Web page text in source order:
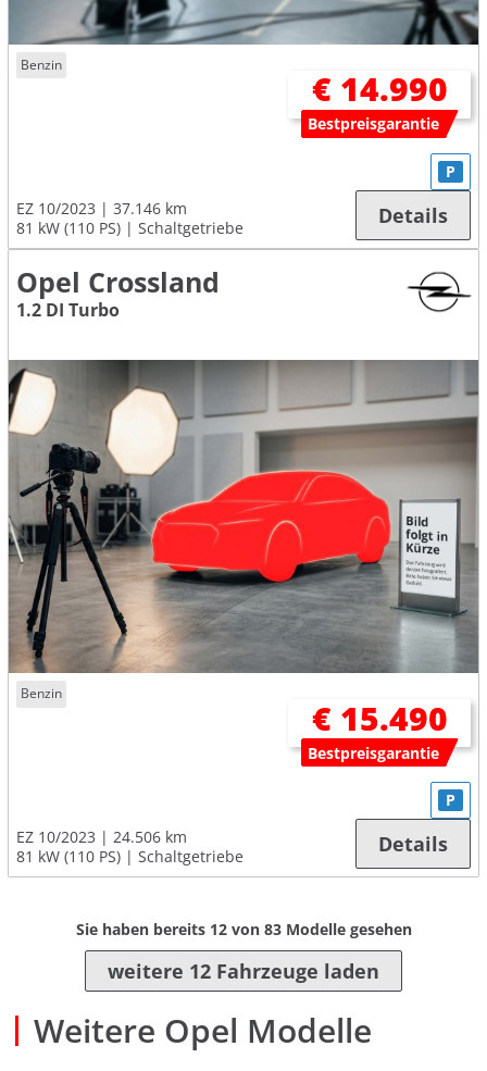
Benzin
€ 14.990
Bestpreisgarantie
EZ 10/2023
37.146 km
81 kW (110 PS)
Schaltgetriebe
P
Details
Opel Crossland
1.2 DI Turbo
Benzin
€ 15.490
Bestpreisgarantie
EZ 10/2023
24.506 km
81 kW (110 PS)
Schaltgetriebe
P
Details
Sie haben bereits 12von 83Modelle gesehen
weitere 12 Fahrzeuge laden
Weitere Opel Modelle